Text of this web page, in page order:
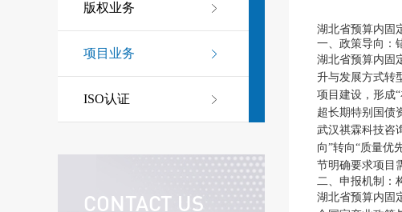
版权业务
项目业务
ISO认证
CONTACT US
湖北省预算内固
一、政策导向：
湖北省预算内固
升与发展方式转
项目建设，形成
超长期特别国债
武汉祺霖科技咨
向”转向“质量优
节明确要求项目
二、申报机制：
湖北省预算内固